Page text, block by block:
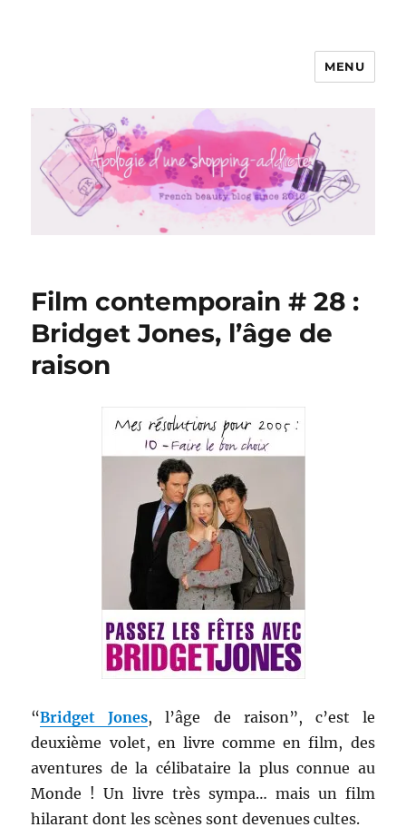
Apologie d'une Shopping-addicte
MENU
Film contemporain # 28 :
Bridget Jones, l’âge de
raison
“Bridget Jones, l’âge de raison”, c’est le
deuxième volet, en livre comme en film, des
aventures de la célibataire la plus connue au
Monde ! Un livre très sympa… mais un film
hilarant dont les scènes sont devenues cultes.